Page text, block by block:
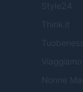
Style24
Think.it
Viaggiamo
Nonne